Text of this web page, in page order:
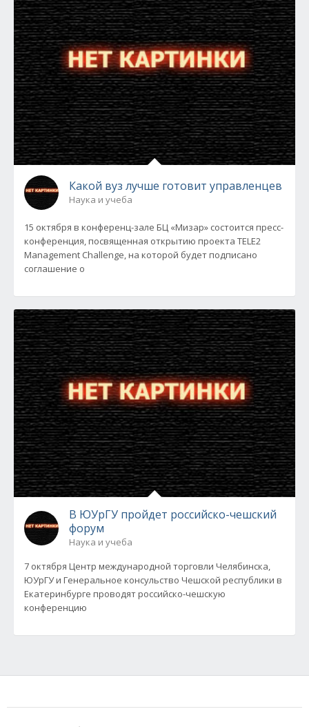
Какой вуз лучше готовит управленцев
Наука и учеба
15 октября в конференц-зале БЦ «Мизар» состоится пресс-
конференция, посвященная открытию проекта TELE2
Management Challenge, на которой будет подписано
соглашение о
В ЮУрГУ пройдет российско-чешский
форум
Наука и учеба
7 октября Центр международной торговли Челябинска,
ЮУрГУ и Генеральное консульство Чешской республики в
Екатеринбурге проводят российско-чешскую
конференцию